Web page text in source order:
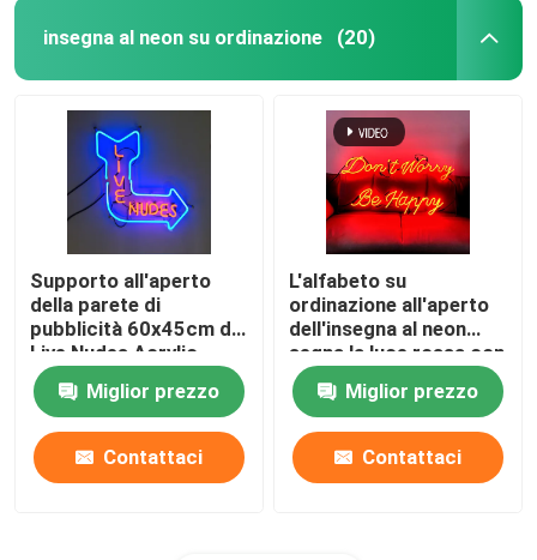
insegna al neon su ordinazione (20)
Supporto all'aperto
della parete di
pubblicità 60x45cm di
Live Nudes Acrylic
Neon Sign
Miglior prezzo
Contattaci
L'alfabeto su
ordinazione all'aperto
dell'insegna al neon
segna la luce rossa con
lettere 12VDC
Miglior prezzo
Contattaci